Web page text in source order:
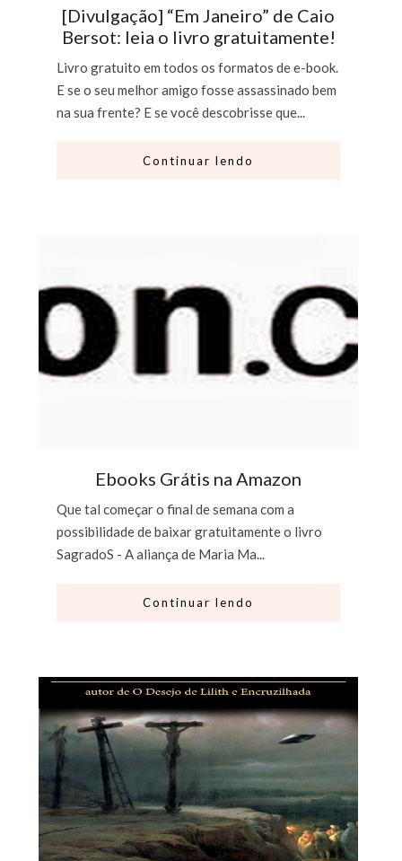
[Divulgação] “Em Janeiro” de Caio
Bersot: leia o livro gratuitamente!
Livro gratuito em todos os formatos de e-book.
E se o seu melhor amigo fosse assassinado bem
na sua frente? E se você descobrisse que...
Continuar lendo
Ebooks Grátis na Amazon
Que tal começar o final de semana com a
possibilidade de baixar gratuitamente o livro
SagradoS - A aliança de Maria Ma...
Continuar lendo